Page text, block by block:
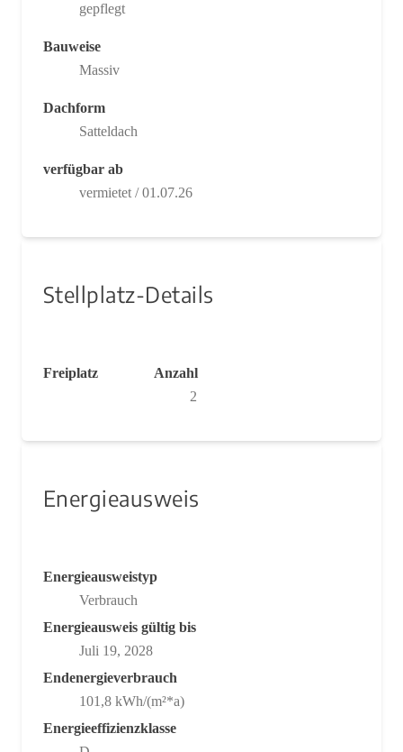
gepflegt
Bauweise
Massiv
Dachform
Satteldach
verfügbar ab
vermietet / 01.07.26
Stellplatz-Details
Freiplatz
Anzahl
2
Energieausweis
Energieausweistyp
Verbrauch
Energieausweis gültig bis
Juli 19, 2028
Endenergieverbrauch
101,8 kWh/(m²*a)
Energieeffizienzklasse